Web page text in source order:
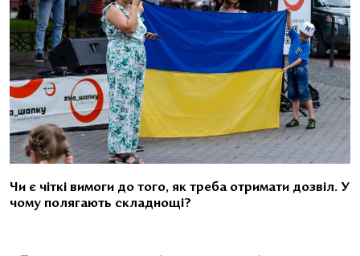
Чи є чіткі вимоги до того, як треба отримати дозвіл. У
чому полягають складнощі?